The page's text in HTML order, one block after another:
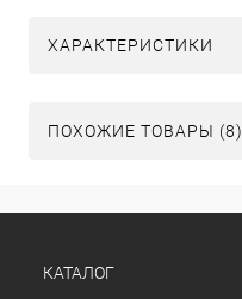
ХАРАКТЕРИСТИКИ
ПОХОЖИЕ ТОВАРЫ (8)
КАТАЛОГ